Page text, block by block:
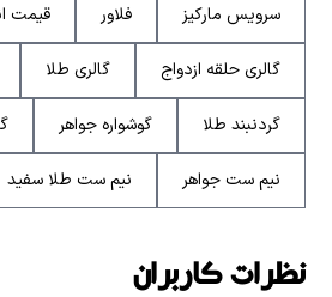
سرویس مارکیز فلاور قیمت
گالری حلقه ازدواج گالری طلا
گردنبند طلا گوشواره جواهر
نیم ست جواهر نیم ست طلا سفید
نظرات کاربران